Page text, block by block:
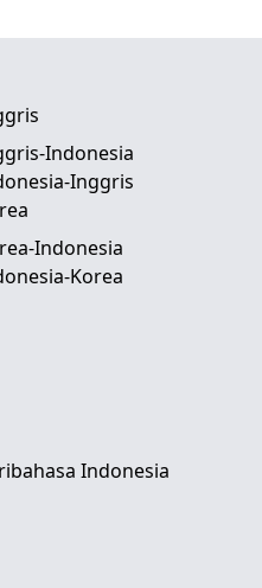
Indonesia
Inggris
Indonesia
Korea
Indonesia